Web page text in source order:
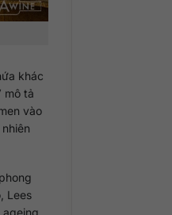
khác
mô tả
vào
Lees